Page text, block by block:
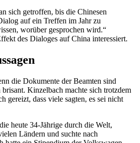
sich getroffen, bis die Chinesen
auf ein Treffen im Jahr zu
worüber gesprochen wird.“
des Dialoges auf China interessiert.
die Dokumente der Beamten sind
Kinzelbach machte sich trotzdem
gereizt, dass viele sagten, es sei nicht
heute 34-Jährige durch die Welt,
Ländern und suchte nach